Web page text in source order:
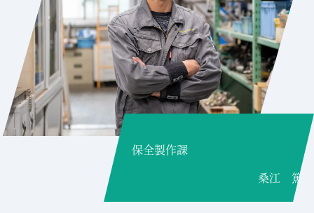
保全製作課
桑江 篤志